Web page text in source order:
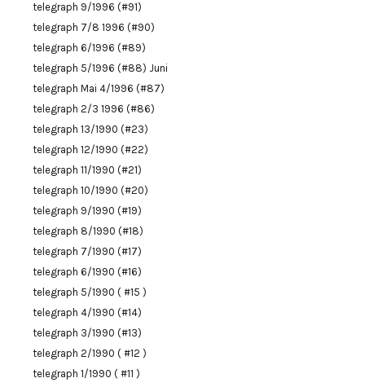
telegraph 9/1996 (#91)
telegraph 7/8 1996 (#90)
telegraph 6/1996 (#89)
telegraph 5/1996 (#88) Juni
telegraph Mai 4/1996 (#87)
telegraph 2/3 1996 (#86)
telegraph 13/1990 (#23)
telegraph 12/1990 (#22)
telegraph 11/1990 (#21)
telegraph 10/1990 (#20)
telegraph 9/1990 (#19)
telegraph 8/1990 (#18)
telegraph 7/1990 (#17)
telegraph 6/1990 (#16)
telegraph 5/1990 ( #15 )
telegraph 4/1990 (#14)
telegraph 3/1990 (#13)
telegraph 2/1990 ( #12 )
telegraph 1/1990 ( #11 )